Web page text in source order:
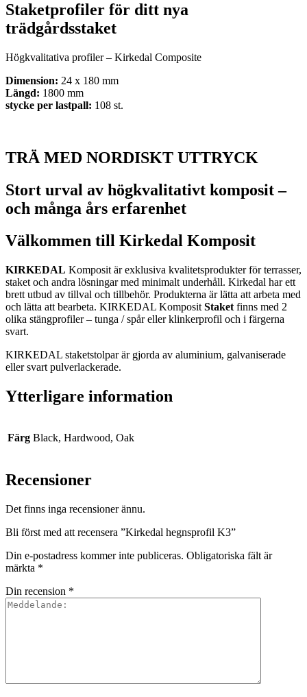
Staketprofiler för ditt nya
trädgårdsstaket
Högkvalitativa profiler – Kirkedal Composite
Dimension: 24 x 180 mm
Längd: 1800 mm
stycke per lastpall: 108 st.
TRÄ MED NORDISKT UTTRYCK
Stort urval av högkvalitativt komposit –
och många års erfarenhet
Välkommen till Kirkedal Komposit
KIRKEDAL Komposit är exklusiva kvalitetsprodukter för terrasser,
staket och andra lösningar med minimalt underhåll. Kirkedal har ett
brett utbud av tillval och tillbehör. Produkterna är lätta att arbeta med
och lätta att bearbeta. KIRKEDAL Komposit Staket finns med 2
olika stängprofiler – tunga / spår eller klinkerprofil och i färgerna
svart.
KIRKEDAL staketstolpar är gjorda av aluminium, galvaniserade
eller svart pulverlackerade.
Ytterligare information
Färg Black, Hardwood, Oak
Recensioner
Det finns inga recensioner ännu.
Bli först med att recensera ”Kirkedal hegnsprofil K3”
Din e-postadress kommer inte publiceras. Obligatoriska fält är
märkta *
Din recension *